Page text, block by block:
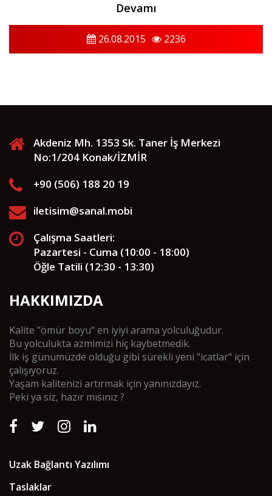
Devamı
26.08.2015 2236
Akdeniz Mh. 1353 Sk. Taner İş Merkezi
No:1/204 Konak/İZMİR
+90 (506) 188 20 19
iletisim@sanal.mobi
Çalışma Saatleri:
Pazartesi - Cuma (10:00 - 18:00)
Öğle Tatili (12:30 - 13:30)
HAKKIMIZDA
Kalite "ömür boyu" en iyiyi arama yolculuğudur.
Bu yolculukta azmimizi hiç kaybetmedik.
İlk iş günümüzde olduğu gibi sürekli yeni "icatlar" için
çalışıyoruz.
Yaşam kalitenizi artırmak için yanınızdayız.
Peki ya siz, hazır mısınız ?
Uzak Bağlantı Yazılımı
Taslaklar